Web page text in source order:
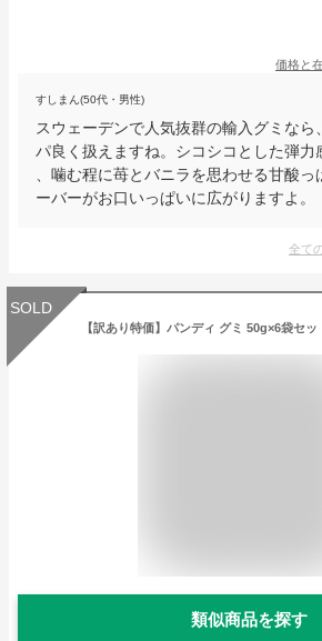
価格と
すしまん(50代・男性)
スウェーデンで人気抜群の輸入グミなら
パ良く扱えますね。シコシコとした弾力
、噛む程に苺とバニラを思わせる甘酸
ーバーがお口いっぱいに広がりますよ。
全て
SOLD
類似商品を探す